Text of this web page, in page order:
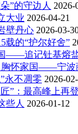
”的守边人 2026-
大业 2026-04-21
壁丹心 2026-03-
载的“护尔好舍”
——追记钍基熔
胸怀家国——宁波
永不凋零 2026-
”：最高峰上再
些人 2026-01-12